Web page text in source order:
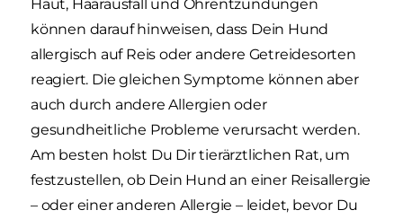
Haut, Haarausfall und Ohrentzündungen
können darauf hinweisen, dass Dein Hund
allergisch auf Reis oder andere Getreidesorten
reagiert. Die gleichen Symptome können aber
auch durch andere Allergien oder
gesundheitliche Probleme verursacht werden.
Am besten holst Du Dir tierärztlichen Rat, um
festzustellen, ob Dein Hund an einer Reisallergie
– oder einer anderen Allergie – leidet, bevor Du